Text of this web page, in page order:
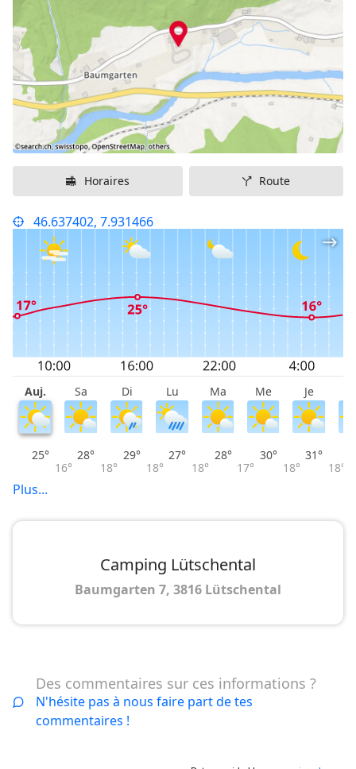
Horaires Route
46.637402, 7.931466
Auj. Sa Di Lu Ma Me Je
25°
16°
28°
18°
29°
18°
27°
18°
28°
17°
30°
18°
31°
18°
Plus...
Camping Lütschental
Baumgarten 7, 3816 Lütschental
Des commentaires sur ces informations ?
N'hésite pas à nous faire part de tes
commentaires !